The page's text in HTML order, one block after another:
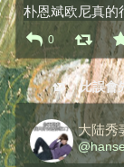
朴恩斌欧尼真的
0
比誤會
大陆秀
@